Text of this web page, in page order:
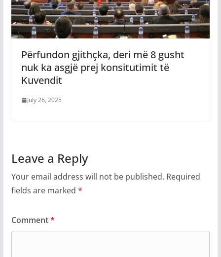
Përfundon gjithçka, deri më 8 gusht
nuk ka asgjë prej konsitutimit të
Kuvendit
July 26, 2025
Leave a Reply
Your email address will not be published. Required
fields are marked *
Comment*